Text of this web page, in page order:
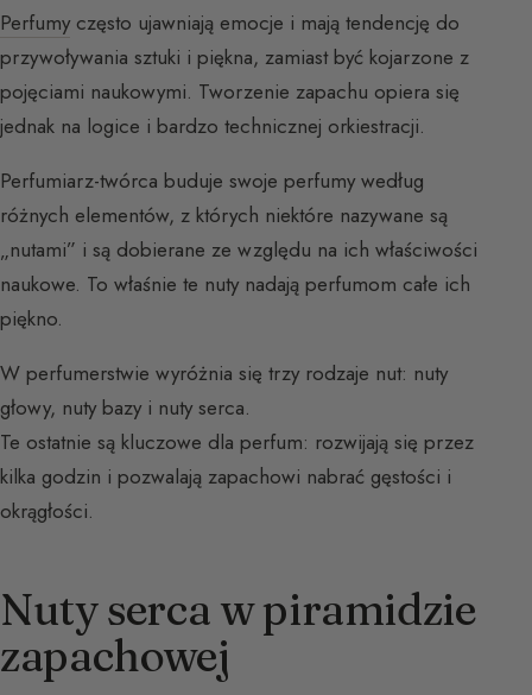
Perfumy często ujawniają emocje i mają tendencję do
przywoływania sztuki i piękna, zamiast być kojarzone z
pojęciami naukowymi. Tworzenie zapachu opiera się
jednak na logice i bardzo technicznej orkiestracji.
Perfumiarz-twórca buduje swoje perfumy według
różnych elementów, z których niektóre nazywane są
„nutami” i są dobierane ze względu na ich właściwości
naukowe. To właśnie te nuty nadają perfumom całe ich
piękno.
W perfumerstwie wyróżnia się trzy rodzaje nut: nuty
głowy, nuty bazy i nuty serca.
Te ostatnie są kluczowe dla perfum: rozwijają się przez
kilka godzin i pozwalają zapachowi nabrać gęstości i
okrągłości.
Nuty serca w piramidzie
zapachowej